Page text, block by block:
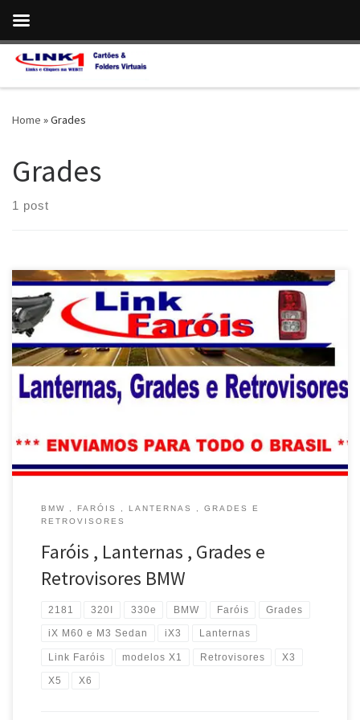
Skip to content
Home »Grades
Grades
1 post
Faróis , Lanternas e Grades para BMW X1 , X5 e x6 …Envio para
todo o Brasil Faróis , Lanternas e Grades para BMW Série 1 , 2 , 3 ,
4 e 5 ..Envio para todo o Brasil Faróis , Lanternas e Grades para
BMW iX3 , I4 , […]
BMW , FARÓIS , LANTERNAS , GRADES E
RETROVISORES
Faróis , Lanternas , Grades e
Retrovisores BMW
2181 320I 330e BMW Faróis Grades
iX M60 e M3 Sedan iX3 Lanternas
Link Faróis modelos X1 Retrovisores X3
X5 X6